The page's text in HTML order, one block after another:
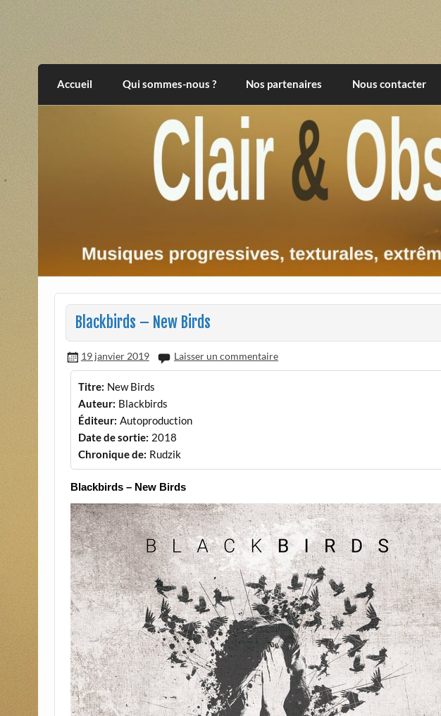
Clair et Obscur
Accueil Qui sommes-nous ? Nos partenaires Nous contacter
Blackbirds – New Birds
19 janvier 2019 Laisser un commentaire
Titre: New Birds
Auteur: Blackbirds
Éditeur: Autoproduction
Date de sortie: 2018
Chronique de: Rudzik
Blackbirds – New Birds